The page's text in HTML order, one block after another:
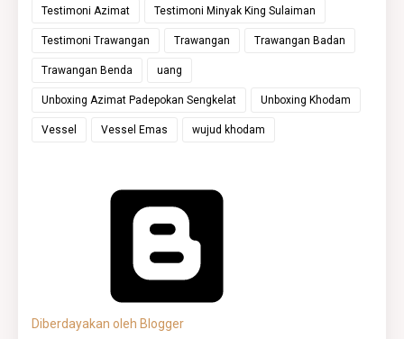
Testimoni Azimat Testimoni Minyak King Sulaiman
Testimoni Trawangan Trawangan Trawangan Badan
Trawangan Benda uang
Unboxing Azimat Padepokan Sengkelat Unboxing Khodam
Vessel Vessel Emas wujud khodam
Diberdayakan oleh Blogger